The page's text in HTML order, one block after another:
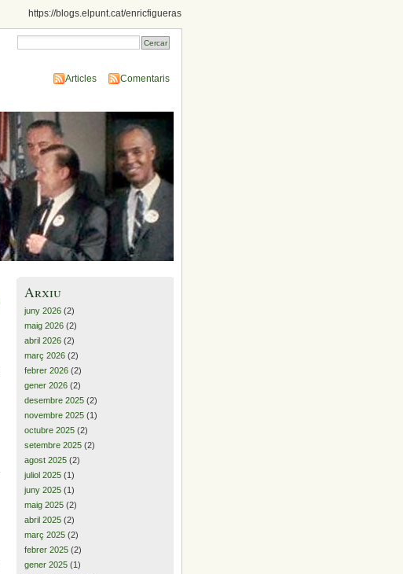
https://blogs.elpunt.cat/enricfigueras
Articles Comentaris
Arxiu
juny 2026 (2)
maig 2026 (2)
abril 2026 (2)
març 2026 (2)
febrer 2026 (2)
gener 2026 (2)
desembre 2025 (2)
novembre 2025 (1)
octubre 2025 (2)
setembre 2025 (2)
agost 2025 (2)
juliol 2025 (1)
juny 2025 (1)
maig 2025 (2)
abril 2025 (2)
març 2025 (2)
febrer 2025 (2)
gener 2025 (1)